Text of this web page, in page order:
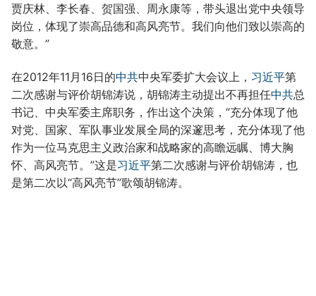
贾庆林、李长春、贺国强、周永康等，带头退出党中央领导
岗位，体现了崇高品德和高风亮节。我们向他们致以崇高的
敬意。”
在2012年11月16日的中共中央军委扩大会议上， 习近平第
二次感谢与评价胡锦涛说，胡锦涛主动提出不再担任中共总
书记、中央军委主席职务，作出这个决策，“充分体现了他
对党、国家、军队事业发展全局的深邃思考，充分体现了他
作为一位马克思主义政治家和战略家的高瞻远瞩、博大胸
怀、高风亮节。”这是习近平第二次感谢与评价胡锦涛，也
是第二次以“高风亮节”歌颂胡锦涛。